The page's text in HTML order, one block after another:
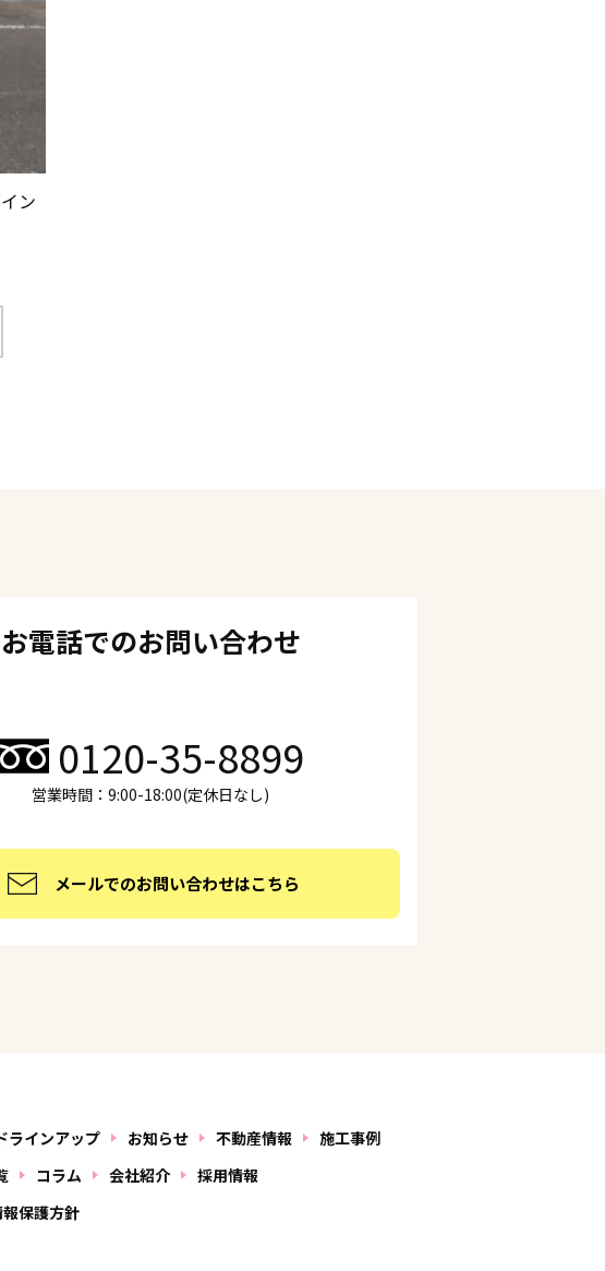
ン
お電話でのお問い合わせ
0120-35-8899
営業時間：9:00-18:00(定休日なし)
メールでのお問い合わせはこちら
ラインアップ お知らせ 不動産情報
施工事例
コラム 会社紹介
採用情報
保護方針